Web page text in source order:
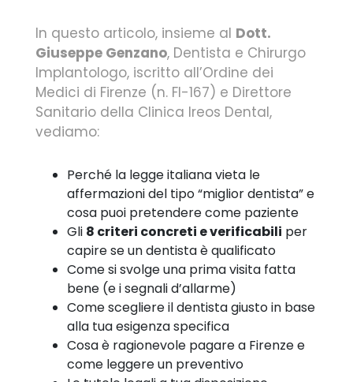
In questo articolo, insieme al Dott.
Giuseppe Genzano, Dentista e Chirurgo
Implantologo, iscritto all’Ordine dei
Medici di Firenze (n. FI-167) e Direttore
Sanitario della Clinica Ireos Dental,
vediamo:
Perché la legge italiana vieta le
affermazioni del tipo “miglior dentista” e
cosa puoi pretendere come paziente
Gli 8 criteri concreti e verificabili per
capire se un dentista è qualificato
Come si svolge una prima visita fatta
bene (e i segnali d’allarme)
Come scegliere il dentista giusto in base
alla tua esigenza specifica
Cosa è ragionevole pagare a Firenze e
come leggere un preventivo